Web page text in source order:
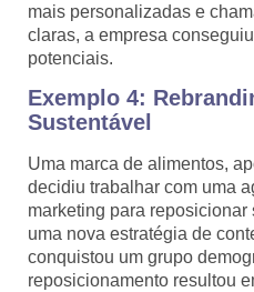
mais personalizadas e
claras, a empresa
potenciais.
Exemplo 4:
Sustentável
Uma marca de alimentos,
decidiu trabalhar com uma
marketing para reposicionar
uma nova estratégia de
conquistou um grupo
reposicionamento resultou